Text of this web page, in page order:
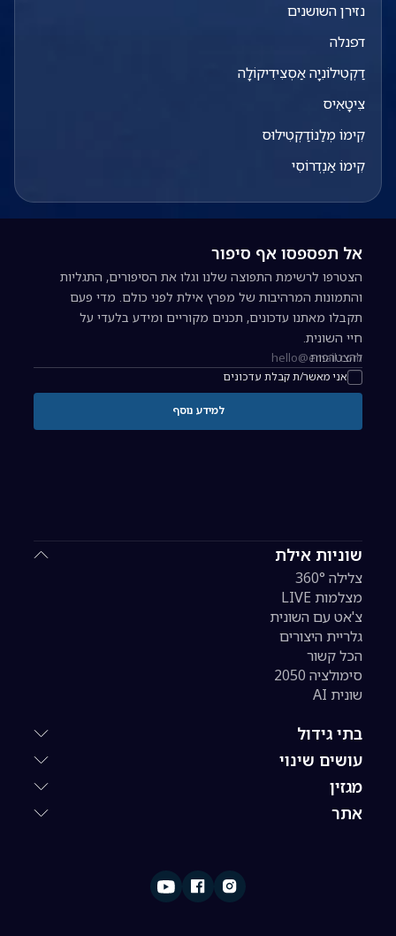
נזירן השושנים
דפנלה
דַקְטִילוֹנִיָה אַסְצִידִיקוֹלָה
צִיטָאִיס
קִימוֹ מְלַנוֹדַקְטִילוּס
קִימוֹ אַנְדְרוֹסִי
שוניות אילת
צלילה 360°
מצלמות LIVE
צ'אט עם השונית
גלריית היצורים
הכל קשור
סימולציה 2050
שונית AI
בתי גידול
עושים שינוי
מגזין
אתר
אל תפספסו אף סיפור
הצטרפו לרשימת התפוצה שלנו וגלו את הסיפורים, התגליות
והתמונות המרהיבות של מפרץ אילת לפני כולם. מדי פעם
תקבלו מאתנו עדכונים, תכנים מקוריים ומידע בלעדי על
חיי השונית.
כתובת אימייל להרשמה לניוזלטר
אני מאשר/ת קבלת עדכונים
להצטרפות
למידע נוסף